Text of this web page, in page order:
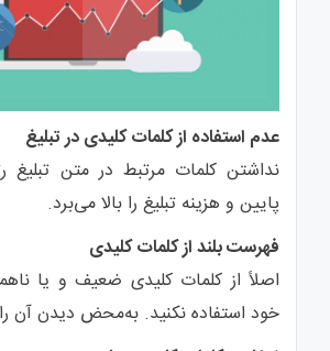
عدم استفاده از کلمات کلیدی در تبلیغ
نداشتن کلمات مرتبط در متن تبلیغ
پایین و هزینه تبلیغ را بالا می‌برد.
فهرست بلند از کلمات کلیدی
اصلاً از کلمات کلیدی ضعیف و یا
خود استفاده نکنید. به‌محض دیدن آن